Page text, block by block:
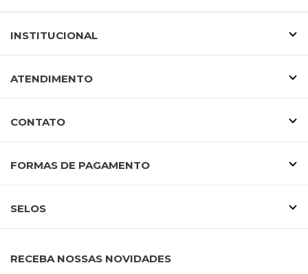
INSTITUCIONAL
ATENDIMENTO
CONTATO
FORMAS DE PAGAMENTO
SELOS
RECEBA NOSSAS NOVIDADES